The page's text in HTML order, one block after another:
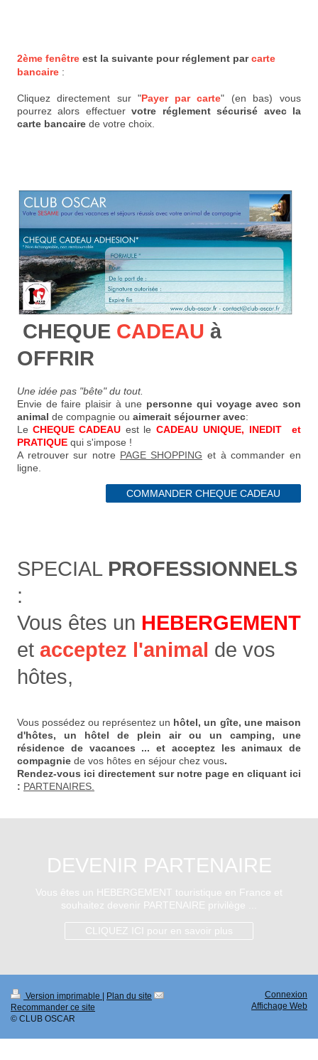
2ème fenêtre est la suivante pour réglement parcarte
bancaire :
Cliquez directement sur "Payer par carte" (en bas) vous
pourrez alors effectuer votre réglement sécurisé avec la
carte bancaire de votre choix.
CHEQUE CADEAU à
OFFRIR
Une idée pas "bête" du tout.
Envie de faire plaisir à une personne qui voyage avec son
animal de compagnie ou aimerait séjourner avec:
Le CHEQUE CADEAU est le CADEAU UNIQUE, INEDIT et
PRATIQUE qui s'impose !
A retrouver sur notre PAGE SHOPPING et à commander en
ligne.
COMMANDER CHEQUE CADEAU
SPECIAL PROFESSIONNELS
:
Vous êtes un HEBERGEMENT
et acceptez l'animal de vos
hôtes,
Vous possédez ou représentez un hôtel, un gîte, une maison
d'hôtes, un hôtel de plein air ou un camping, une
résidence de vacances ... et acceptez les animaux de
compagnie de vos hôtes en séjour chez vous.
Rendez-vous ici directement sur notre page en cliquant ici
: PARTENAIRES.
DEVENIR PARTENAIRE
Vous êtes un HEBERGEMENT touristique en France et
souhaitez devenir PARTENAIRE privilège ...
CLIQUEZ ICI pour en savoir plus
Version imprimable | Plan du site
Recommander ce site
© CLUB OSCAR
Connexion
Affichage Web